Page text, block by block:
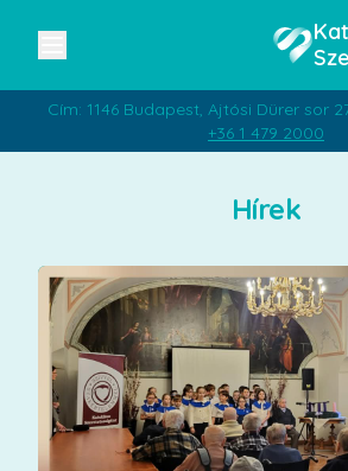
Cím: 1146 Budapest, Ajtósi Dürer sor
+36 1 479 2000
Hírek